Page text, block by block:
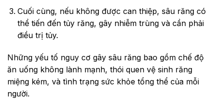
Cuối cùng, nếu không được can thiệp, sâu răng có
thể tiến đến tủy răng, gây nhiễm trùng và cần phải
điều trị tủy.
Những yếu tố nguy cơ gây sâu răng bao gồm chế độ
ăn uống không lành mạnh, thói quen vệ sinh răng
miệng kém, và tình trạng sức khỏe tổng thể của mỗi
người.